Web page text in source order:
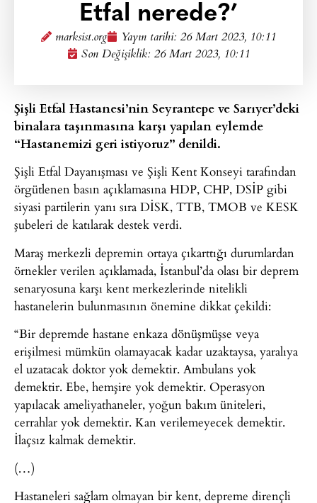
Etfal nerede?’
marksist.org Yayın tarihi: 26 Mart 2023, 10:11
Son Değişiklik: 26 Mart 2023, 10:11
Şişli Etfal Hastanesi’nin Seyrantepe ve Sarıyer’deki
binalara taşınmasına karşı yapılan eylemde
“Hastanemizi geri istiyoruz” denildi.
Şişli Etfal Dayanışması ve Şişli Kent Konseyi tarafından
örgütlenen basın açıklamasına HDP, CHP, DSİP gibi
siyasi partilerin yanı sıra DİSK, TTB, TMOB ve KESK
şubeleri de katılarak destek verdi.
Maraş merkezli depremin ortaya çıkarttığı durumlardan
örnekler verilen açıklamada, İstanbul’da olası bir deprem
senaryosuna karşı kent merkezlerinde nitelikli
hastanelerin bulunmasının önemine dikkat çekildi:
“Bir depremde hastane enkaza dönüşmüşse veya
erişilmesi mümkün olamayacak kadar uzaktaysa, yaralıya
el uzatacak doktor yok demektir. Ambulans yok
demektir. Ebe, hemşire yok demektir. Operasyon
yapılacak ameliyathaneler, yoğun bakım üniteleri,
cerrahlar yok demektir. Kan verilemeyecek demektir.
İlaçsız kalmak demektir.
(…)
Hastaneleri sağlam olmayan bir kent, depreme dirençli